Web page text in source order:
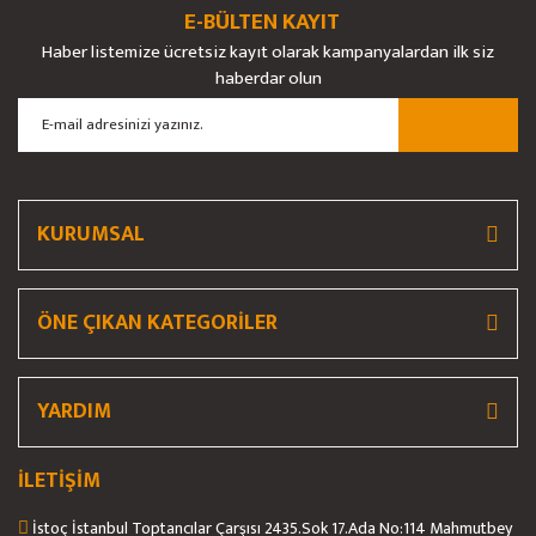
E-BÜLTEN KAYIT
Haber listemize ücretsiz kayıt olarak kampanyalardan ilk siz
haberdar olun
KURUMSAL
ÖNE ÇIKAN KATEGORİLER
YARDIM
İLETİŞİM
İstoç İstanbul Toptancılar Çarşısı 2435.Sok 17.Ada No:114 Mahmutbey